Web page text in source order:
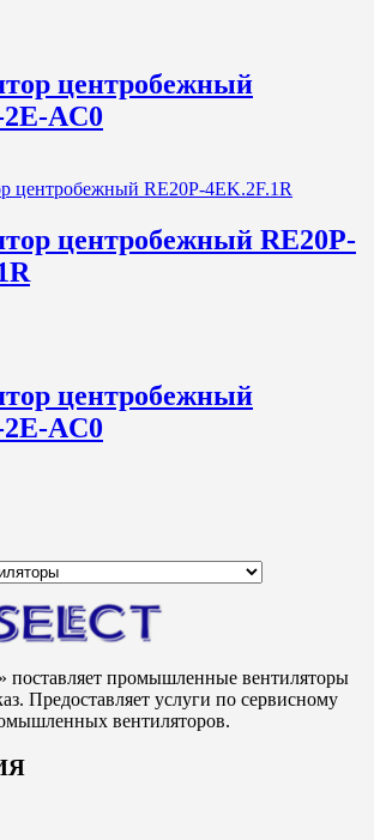
центробежный
AC0
центробежный RE20P-
центробежный
AC0
промышленные вентиляторы
Предоставляет услуги по сервисному
вентиляторов.